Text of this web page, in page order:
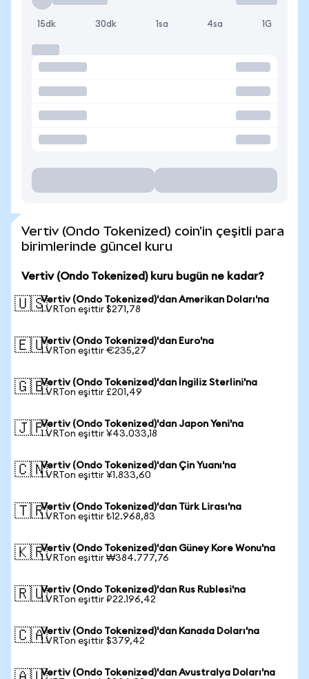
15dk 30dk 1sa 4sa 1G
Vertiv (Ondo Tokenized) coin'in çeşitli para
birimlerinde güncel kuru
Vertiv (Ondo Tokenized) kuru bugün ne kadar?
🇺🇸Vertiv (Ondo Tokenized)'dan Amerikan Doları'na
1 VRTon eşittir $271,78
🇪🇺Vertiv (Ondo Tokenized)'dan Euro'na
1 VRTon eşittir €235,27
🇬🇧Vertiv (Ondo Tokenized)'dan İngiliz Sterlini'na
1 VRTon eşittir £201,49
🇯🇵Vertiv (Ondo Tokenized)'dan Japon Yeni'na
1 VRTon eşittir ¥43.033,18
🇨🇳Vertiv (Ondo Tokenized)'dan Çin Yuanı'na
1 VRTon eşittir ¥1.833,60
🇹🇷Vertiv (Ondo Tokenized)'dan Türk Lirası'na
1 VRTon eşittir ₺12.968,83
🇰🇷Vertiv (Ondo Tokenized)'dan Güney Kore Wonu'na
1 VRTon eşittir ₩384.777,76
🇷🇺Vertiv (Ondo Tokenized)'dan Rus Rublesi'na
1 VRTon eşittir ₽22.196,42
🇨🇦Vertiv (Ondo Tokenized)'dan Kanada Doları'na
1 VRTon eşittir $379,42
Vertiv (Ondo Tokenized)'dan Avustralya Doları'na